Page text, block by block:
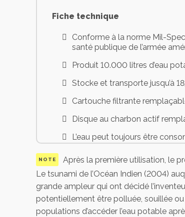
Fiche technique
Conforme à la norme Mil-
santé publique de l’armée
Produit 10.000 litres d’eau
Stocke et transporte jusqu’à
Cartouche filtrante
Disque au charbon actif
L’eau peut toujours être
Technologie FailSafe – une
Utilisation intuitive : remplir,
Pas de mesure, de temps
Réduit la turbidité de l’eau
NOTE
Après la première utilisation, le
Le tsunami de l’Océan Indien (2004)
grande ampleur qui ont décidé
potentiellement être polluée, souillée
populations d’accéder l’eau potable